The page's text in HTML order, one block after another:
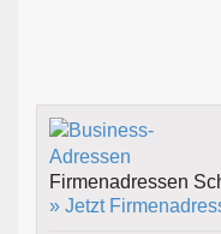
Firmenadressen
» Jetzt